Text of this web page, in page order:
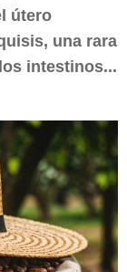
útero
una rara
intestinos...